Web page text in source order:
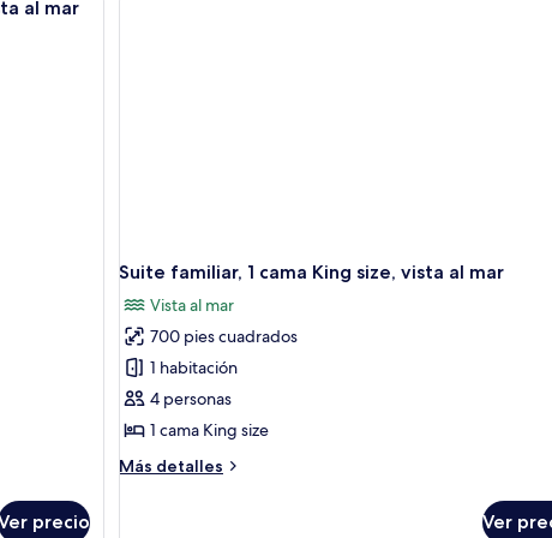
al mar
precio
Suite familiar, 1 cama King size, vista al mar
Vista al mar
700 pies cuadrados
1 habitación
4 personas
1 cama King size
Más detalles
Más
Ver